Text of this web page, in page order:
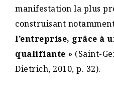
manifestation la plus
construisant
l’entreprise, grâce à
qualifiante » (Saint-
Dietrich, 2010, p. 32).